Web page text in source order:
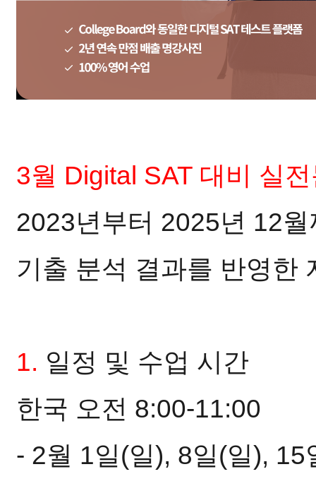
3월 Digital SAT 대비 실
2023년부터 2025년 12
기출 분석 결과를 반영한
1. 일정 및 수업 시간
한국 오전 8:00-11:00
- 2월 1일(일), 8일(일),